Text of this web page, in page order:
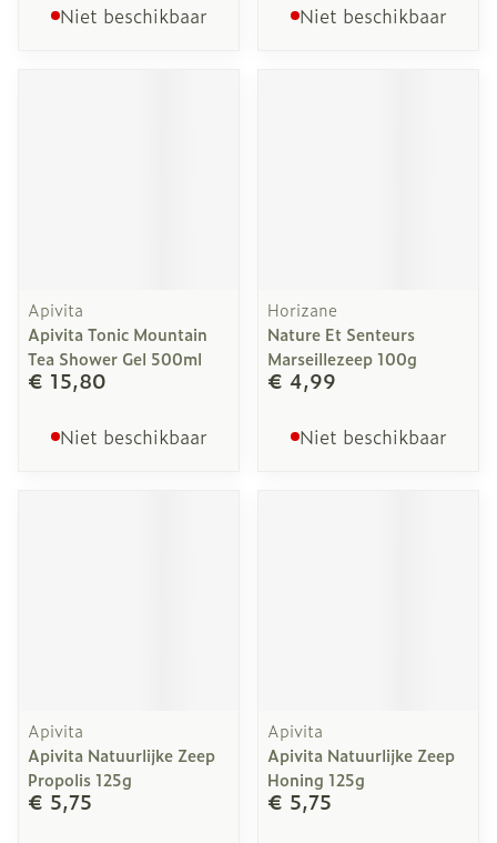
Niet beschikbaar Niet beschikbaar
Apivita
Apivita Tonic Mountain
Tea Shower Gel 500ml
€ 15,80
Niet beschikbaar
Horizane
Nature Et Senteurs
Marseillezeep 100g
€ 4,99
Niet beschikbaar
Apivita
Apivita Natuurlijke Zeep
Propolis 125g
€ 5,75
Apivita
Apivita Natuurlijke Zeep
Honing 125g
€ 5,75